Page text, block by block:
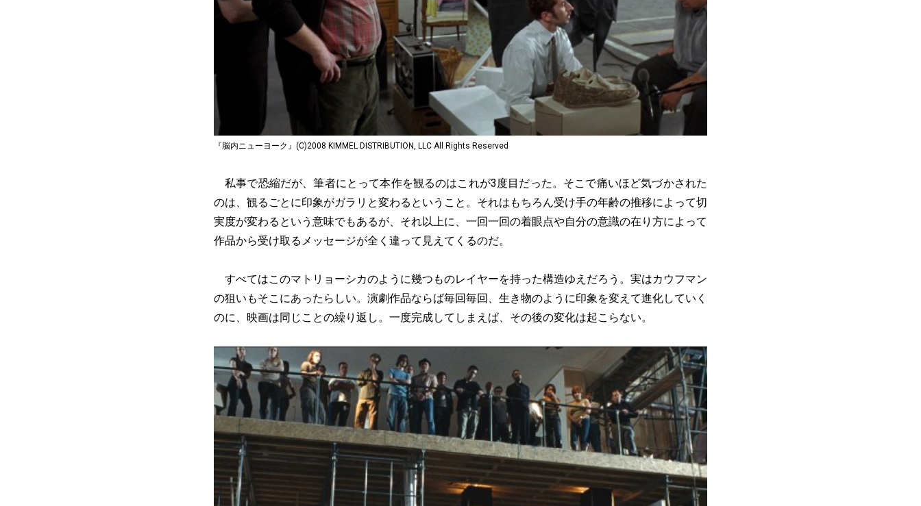
『脳内ニューヨーク』(C)2008 KIMMEL DISTRIBUTION, LLC All Rights Reserved
私事で恐縮だが、筆者にとって本作を観るのはこれが3度目だった。そこで痛いほど気づかされた
のは、観るごとに印象がガラリと変わるということ。それはもちろん受け手の年齢の推移によって切
実度が変わるという意味でもあるが、それ以上に、一回一回の着眼点や自分の意識の在り方によって
作品から受け取るメッセージが全く違って見えてくるのだ。
すべてはこのマトリョーシカのように幾つものレイヤーを持った構造ゆえだろう。実はカウフマン
の狙いもそこにあったらしい。演劇作品ならば毎回毎回、生き物のように印象を変えて進化していく
のに、映画は同じことの繰り返し。一度完成してしまえば、その後の変化は起こらない。